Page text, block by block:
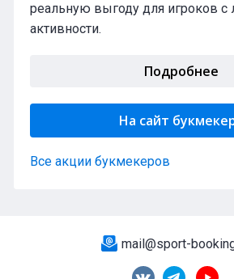
реальную выгоду для игроков
активности.
Подробнее
На сайт
Все акции букмекеров
mail@sport-